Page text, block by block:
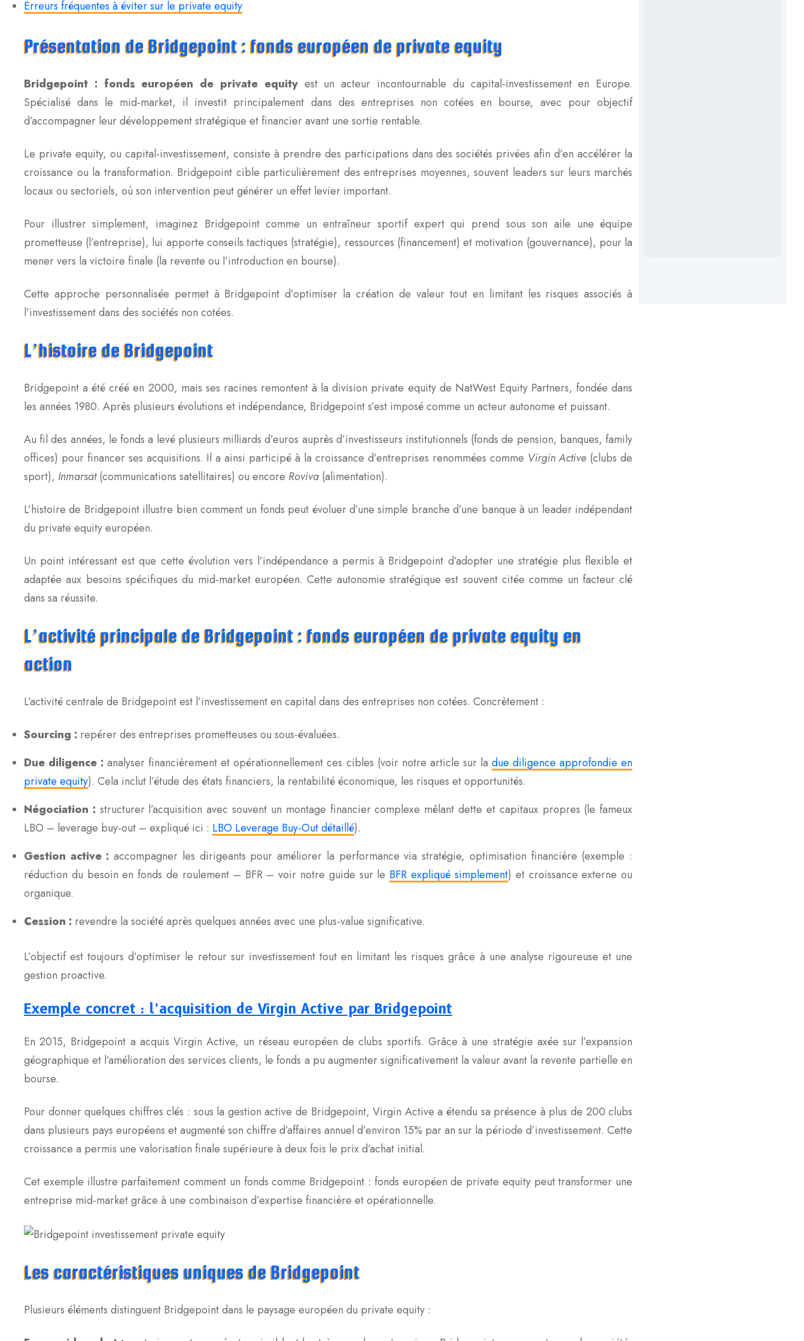
Erreurs fréquentes à éviter sur le private equity
Présentation de Bridgepoint : fonds européen de private equity
Bridgepoint : fonds européen de private equityest un acteur incontournable du capital-investissement en Europe.
Spécialisé dans le mid-market, il investit principalement dans des entreprises non cotées en bourse, avec pour objectif
d’accompagner leur développement stratégique et financier avant une sortie rentable.
Le private equity, ou capital-investissement, consiste à prendre des participations dans des sociétés privées afin d’en accélérer la
croissance ou la transformation. Bridgepoint cible particulièrement des entreprises moyennes, souvent leaders sur leurs marchés
locaux ou sectoriels, où son intervention peut générer un effet levier important.
Pour illustrer simplement, imaginez Bridgepoint comme un entraîneur sportif expert qui prend sous son aile une équipe
prometteuse (l’entreprise), lui apporte conseils tactiques (stratégie), ressources (financement) et motivation (gouvernance), pour la
mener vers la victoire finale (la revente ou l’introduction en bourse).
Cette approche personnalisée permet à Bridgepoint d’optimiser la création de valeur tout en limitant les risques associés à
l’investissement dans des sociétés non cotées.
L’histoire de Bridgepoint
Bridgepoint a été créé en 2000, mais ses racines remontent à la division private equity de NatWest Equity Partners, fondée dans
les années 1980. Après plusieurs évolutions et indépendance, Bridgepoint s’est imposé comme un acteur autonome et puissant.
Au fil des années, le fonds a levé plusieurs milliards d’euros auprès d’investisseurs institutionnels (fonds de pension, banques, family
offices) pour financer ses acquisitions. Il a ainsi participé à la croissance d’entreprises renommées comme Virgin Active (clubs de
sport), Inmarsat(communications satellitaires) ou encore Roviva (alimentation).
L’histoire de Bridgepoint illustre bien comment un fonds peut évoluer d’une simple branche d’une banque à un leader indépendant
du private equity européen.
Un point intéressant est que cette évolution vers l’indépendance a permis à Bridgepoint d’adopter une stratégie plus flexible et
adaptée aux besoins spécifiques du mid-market européen. Cette autonomie stratégique est souvent citée comme un facteur clé
dans sa réussite.
L’activité principale de Bridgepoint : fonds européen de private equity en
action
L’activité centrale de Bridgepoint est l’investissement en capital dans des entreprises non cotées. Concrètement :
Sourcing : repérer des entreprises prometteuses ou sous-évaluées.
Due diligence : analyser financièrement et opérationnellement ces cibles (voir notre article sur la due diligence approfondie en
private equity). Cela inclut l’étude des états financiers, la rentabilité économique, les risques et opportunités.
Négociation :structurer l’acquisition avec souvent un montage financier complexe mêlant dette et capitaux propres (le fameux
LBO – leverage buy-out – expliqué ici : LBO Leverage Buy-Out détaillé).
Gestion active : accompagner les dirigeants pour améliorer la performance via stratégie, optimisation financière (exemple :
réduction du besoin en fonds de roulement – BFR – voir notre guide sur le BFR expliqué simplement) et croissance externe ou
organique.
Cession : revendre la société après quelques années avec une plus-value significative.
L’objectif est toujours d’optimiser le retour sur investissement tout en limitant les risques grâce à une analyse rigoureuse et une
gestion proactive.
Exemple concret : l’acquisition de Virgin Active par Bridgepoint
En 2015, Bridgepoint a acquis Virgin Active, un réseau européen de clubs sportifs. Grâce à une stratégie axée sur l’expansion
géographique et l’amélioration des services clients, le fonds a pu augmenter significativement la valeur avant la revente partielle en
bourse.
Pour donner quelques chiffres clés : sous la gestion active de Bridgepoint, Virgin Active a étendu sa présence à plus de 200 clubs
dans plusieurs pays européens et augmenté son chiffre d’affaires annuel d’environ 15% par an sur la période d’investissement. Cette
croissance a permis une valorisation finale supérieure à deux fois le prix d’achat initial.
Cet exemple illustre parfaitement comment un fonds comme Bridgepoint : fonds européen de private equity peut transformer une
entreprise mid-market grâce à une combinaison d’expertise financière et opérationnelle.
Les caractéristiques uniques de Bridgepoint
Plusieurs éléments distinguent Bridgepoint dans le paysage européen du private equity :